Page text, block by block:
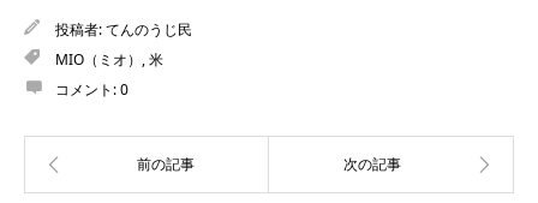
投稿者:てんのうじ民
MIO（ミオ） ,米
コメント:0